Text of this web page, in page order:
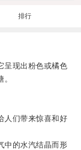
排行
现出粉色或橘色
们带来惊喜和好
的水汽结晶而形